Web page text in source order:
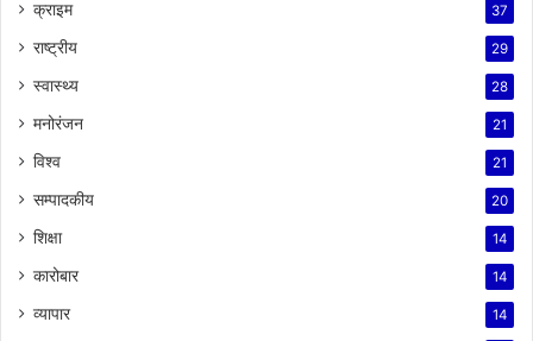
क्राइम 37
राष्ट्रीय 29
स्वास्थ्य 28
मनोरंजन 21
विश्व 21
सम्पादकीय 20
शिक्षा 14
कारोबार 14
व्यापार 14